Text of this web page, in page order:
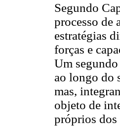
Segundo
processo de
estratégias
forças e
Um segundo
ao longo do
mas,
objeto de
próprios